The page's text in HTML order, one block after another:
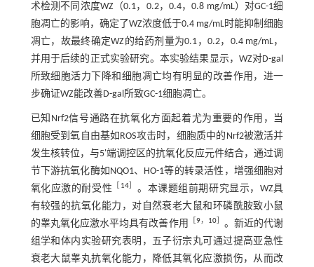
术检测不同浓度WZ（0.1，0.2，0.4，0.8 mg/mL）对GC-1细
胞凋亡的影响，确定了WZ浓度低于0.4 mg/mL时能抑制细胞
凋亡，故最终确定WZ的给药剂量为0.1，0.2，0.4 mg/mL，
并用于后续的正式实验研究。本实验结果显示，WZ对D-gal
所致细胞活力下降和细胞凋亡均有明显的改善作用，进一
步确证WZ能改善D-gal所致GC-1细胞凋亡。
已知Nrf2信号通路在抗氧化方面起着尤为重要的作用，当
细胞受到氧自由基如ROS攻击时，细胞质中的Nrf2被激活并
发生核转位，与5'端调控区的抗氧化反应元件结合，通过调
节下游抗氧化酶如NQO1、HO-1等的转录活性，增强细胞对
氧化应激的耐受性
14］ 。本课题组前期研究显示，WZ具
有较强的抗氧化能力，对自然衰老大鼠和环磷酰胺致小鼠
的睾丸氧化应激水平均具有改善作用
9， 10］ 。新近的代谢
组学和体内实验研究表明，五子衍宗丸可通过提高亚急性
衰老大鼠睾丸抗氧化能力，降低其氧化应激损伤，从而改